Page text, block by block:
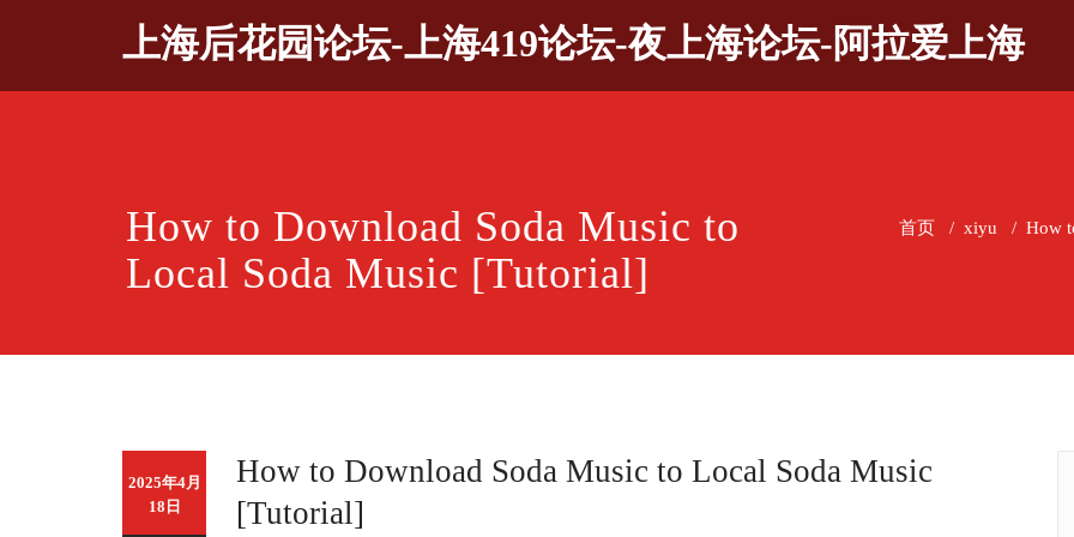
上海后花园论坛-上海419论坛-夜上海论坛-阿拉爱上海
How to Download Soda Music to
Local Soda Music [Tutorial]
首页 / xiyu / How
2025年4月
18日
How to Download Soda Music to Local Soda Music
[Tutorial]